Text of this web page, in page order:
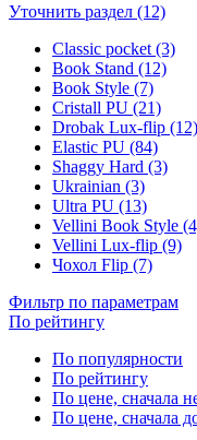
Уточнить раздел (12)
Classic pocket (3)
Book Stand (12)
Book Style (7)
Cristall PU (21)
Drobak Lux-flip (12)
Elastic PU (84)
Shaggy Hard (3)
Ukrainian (3)
Ultra PU (13)
Vellini Book Style
Vellini Lux-flip (9)
Чохол Flip (7)
Фильтр по параметрам
По рейтингу
По популярности
По рейтингу
По цене, сначала
По цене, сначала